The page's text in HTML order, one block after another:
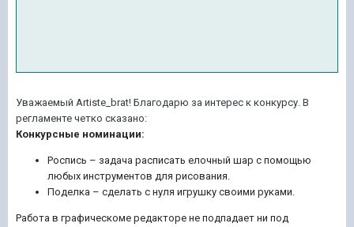
Уважаемый Artiste_brat! Благодарю за интерес к конкурсу. В
регламенте четко сказано:
Конкурсные номинации:
Роспись – задача расписать елочный шар с помощью
любых инструментов для рисования.
Поделка – сделать с нуля игрушку своими руками.
Работа в графическоме редакторе не подпадает ни под